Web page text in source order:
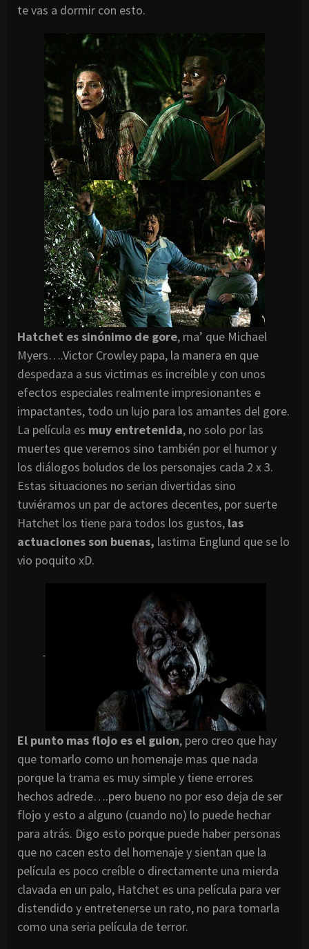
te vas a dormir con esto.
Hatchet es sinónimo de gore, ma’ que Michael
Myers….Victor Crowley papa, la manera en que
despedaza a sus victimas es increíble y con unos
efectos especiales realmente impresionantes e
impactantes, todo un lujo para los amantes del gore.
La película es muy entretenida, no solo por las
muertes que veremos sino también por el humor y
los diálogos boludos de los personajes cada 2 x 3.
Estas situaciones no serian divertidas sino
tuviéramos un par de actores decentes, por suerte
Hatchet los tiene para todos los gustos, las
actuaciones son buenas, lastima Englund que se lo
vio poquito xD.
El punto mas flojo es el guion, pero creo que hay
que tomarlo como un homenaje mas que nada
porque la trama es muy simple y tiene errores
hechos adrede….pero bueno no por eso deja de ser
flojo y esto a alguno (cuando no) lo puede hechar
para atrás. Digo esto porque puede haber personas
que no cacen esto del homenaje y sientan que la
película es poco creíble o directamente una mierda
clavada en un palo, Hatchet es una película para ver
distendido y entretenerse un rato, no para tomarla
como una seria película de terror.